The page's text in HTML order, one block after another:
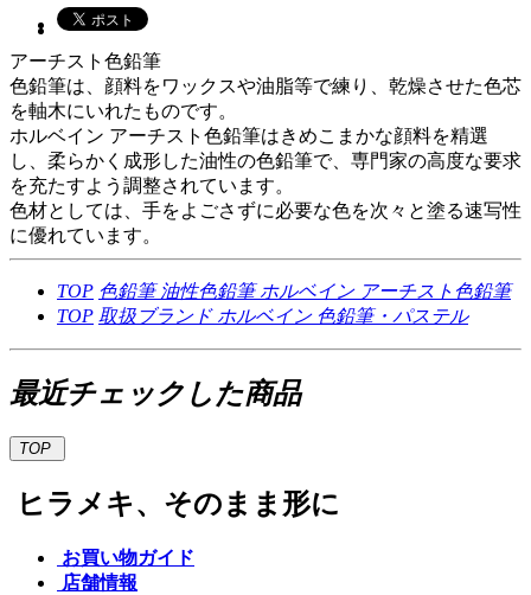
アーチスト色鉛筆
色鉛筆は、顔料をワックスや油脂等で練り、乾燥させた色芯
を軸木にいれたものです。
ホルベイン アーチスト色鉛筆はきめこまかな顔料を精選
し、柔らかく成形した油性の色鉛筆で、専門家の高度な要求
を充たすよう調整されています。
色材としては、手をよごさずに必要な色を次々と塗る速写性
に優れています。
TOP 色鉛筆油性色鉛筆ホルベイン アーチスト色鉛筆
TOP 取扱ブランド ホルベイン 色鉛筆・パステル
最近チェックした商品
TOP
ヒラメキ、そのまま形に
お買い物ガイド
店舗情報